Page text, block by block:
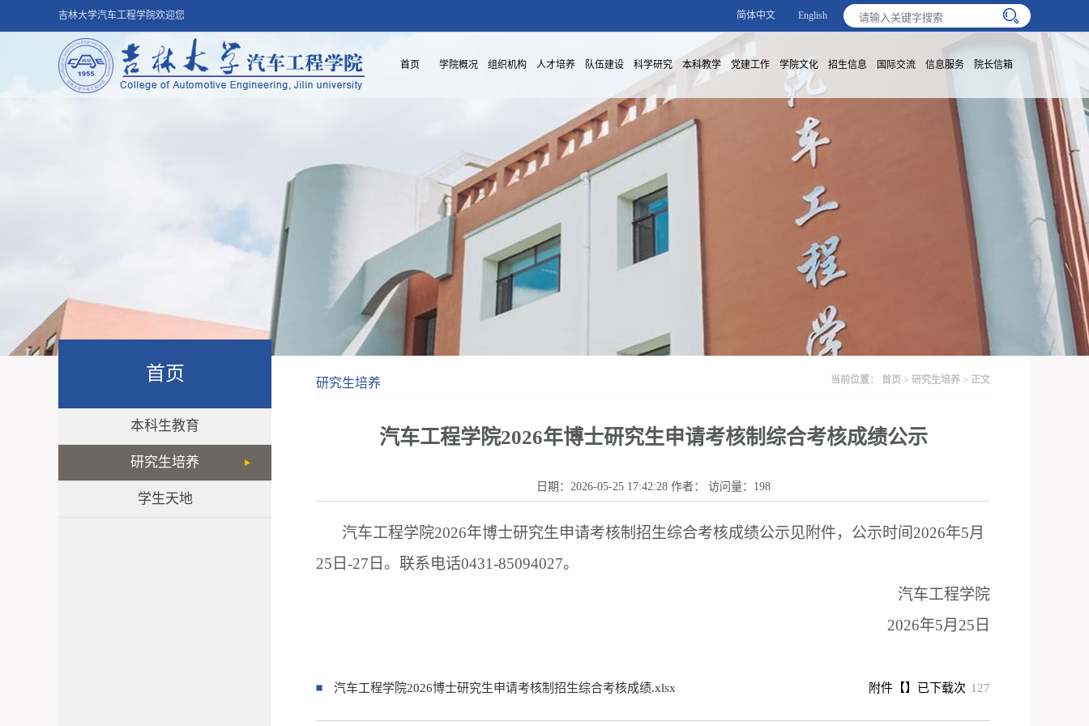
吉林大学汽车工程学院欢迎您 简体中文 English
首页 学院概况 组织机构 人才培养 队伍建设 科学研究 本科教学 党建工作 学院文化 招生信息 国际交流 信息服务 院长信箱
首页
本科生教育
研究生培养
学生天地
研究生培养 当前位置： 首页 > 研究生培养 > 正文
汽车工程学院2026年博士研究生申请考核制综合考核成绩公示
日期：2026-05-25 17:42:28 作者： 访问量： 198
汽车工程学院2026年博士研究生申请考核制招生综合考核成绩公示见附件，公示时间 2026年5月
25 日-27 日。联系电话0431-85094027。
汽车工程学院
2026年5月 25 日
附件【
汽车工程学院2026博士研究生申请考核制招生综合考核成绩.xlsx 】已下载 127
次